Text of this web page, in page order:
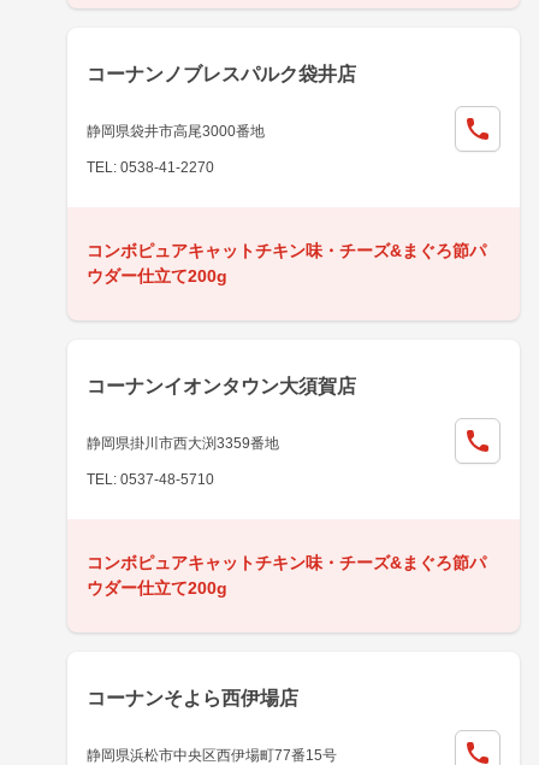
コーナンノブレスパルク袋井店
静岡県袋井市高尾3000番地
TEL: 0538-41-2270
コンボピュアキャットチキン味・チーズ&まぐろ節パ
ウダー仕立て200g
コーナンイオンタウン大須賀店
静岡県掛川市西大渕3359番地
TEL: 0537-48-5710
コンボピュアキャットチキン味・チーズ&まぐろ節パ
ウダー仕立て200g
コーナンそよら西伊場店
静岡県浜松市中央区西伊場町77番15号